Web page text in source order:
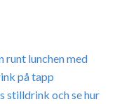
runt lunchen med
på tapp
stilldrink och se hur